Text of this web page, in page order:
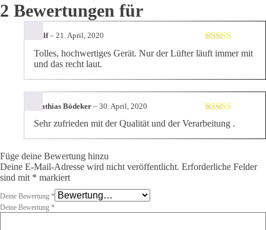
2 Bewertungen für
Bewertet
mit4von
Ralf– 21. April, 2020
Tolles, hochwertiges Gerät. Nur der Lüfter läuft immer mit
und das recht laut.
Bewertet mit
5von 5
Mathias Bödeker – 30. April, 2020
Sehr zufrieden mit der Qualität und der Verarbeitung .
Füge deine Bewertung hinzu
Deine E-Mail-Adresse wird nicht veröffentlicht. Erforderliche Felder
sind mit * markiert
Deine Bewertung *
Deine Bewertung *